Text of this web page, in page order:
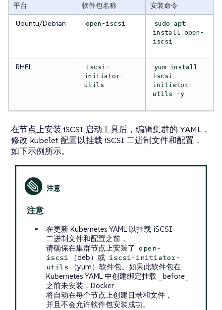
平台 软件包名称
安装命令
Ubuntu/Debian
open-iscsi
sudo apt
install open-
iscsi
RHEL
iscsi-
initiator-
utils
yum install
iscsi-
initiator-
utils -y
在节点上安装 iSCSI 启动工具后，编辑集群的 YAML，
修改 kubelet 配置以挂载 iSCSI 二进制文件和配置，
如下示例所示。
注意
在更新 Kubernetes YAML 以挂载 iSCSI
二进制文件和配置之前，
请确保在集群节点上安装了 open-
iscsi
（deb）或 iscsi-initiator-
utils
（yum）软件包。如果此软件包在
Kubernetes YAML 中创建绑定挂载 _before_
之前未安装，Docker
将自动在每个节点上创建目录和文件，
并且不会允许软件包安装成功。